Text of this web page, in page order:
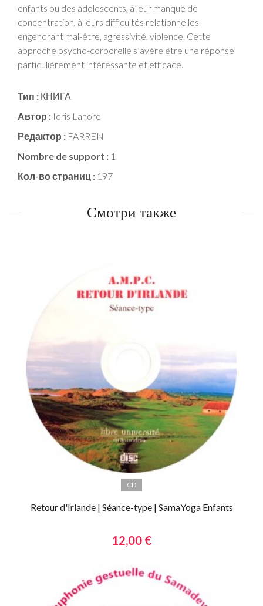
enfants ou des adolescents, à leur manque de
concentration, à leurs difficultés relationnelles
engendrant mal-être, agressivité, violence. Cette
approche psycho-corporelle s’avère être une réponse
particulièrement intéressante et efficace.
Тип : КНИГА
Автор : Idris Lahore
Редактор : FARREN
Nombre de support : 1
Кол-во страниц : 197
Смотри также
CD
Retour d'Irlande | Séance-type | SamaYoga Enfants
12,00 €